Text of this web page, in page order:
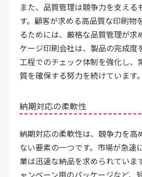
また、品質管理は競争力を支える
す。顧客が求める高品質な印刷物
るためには、厳格な品質管理が求
ケージ印刷会社は、製品の完成度
工程でのチェック体制を強化し、
質を確保する努力を続けています。
納期対応の柔軟性
納期対応の柔軟性は、競争力を高
ない要素の一つです。市場が急速
業は迅速な納品を求められていま
ャンペーン用のパッケージなど、